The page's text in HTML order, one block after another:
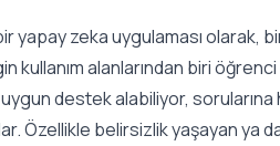
yapay zeka uygulaması olarak,
kullanım alanlarından biri
destek alabiliyor, sorularına
Özellikle belirsizlik yaşayan ya